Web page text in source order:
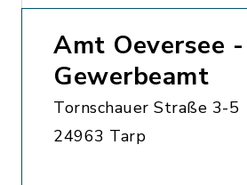
Amt Oeversee -
Gewerbeamt
Tornschauer Straße 3-5
24963 Tarp